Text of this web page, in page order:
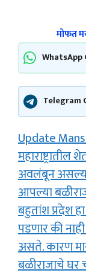
मोफत
WhatsApp
Telegram
Update
महाराष्ट्रातील
अवलंबून
आपल्या
बहुतांश प्रदेश
पडणार की
असते. कारण
बळीराजाचे